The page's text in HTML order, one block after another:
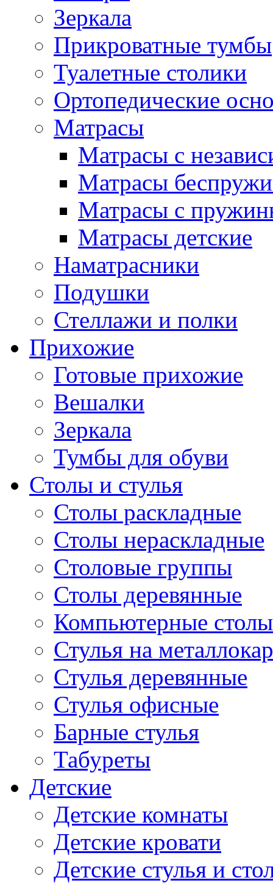
Зеркала
Прикроватные тумбы
Туалетные столики
Ортопедические
Матрасы
Матрасы с
Матрасы
Матрасы с
Матрасы детские
Наматрасники
Подушки
Стеллажи и полки
Прихожие
Готовые прихожие
Вешалки
Зеркала
Тумбы для обуви
Столы и стулья
Столы раскладные
Столы нераскладные
Столовые группы
Столы деревянные
Компьютерные столы
Стулья на
Стулья деревянные
Стулья офисные
Барные стулья
Табуреты
Детские
Детские комнаты
Детские кровати
Детские стулья и